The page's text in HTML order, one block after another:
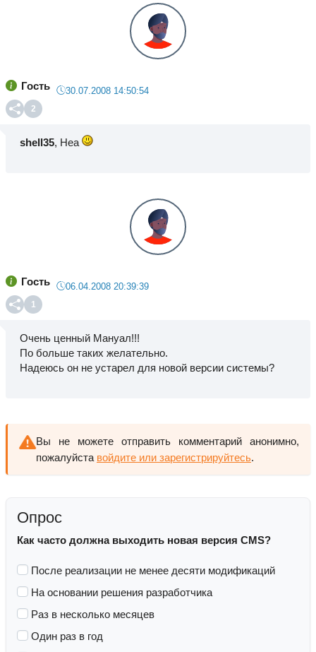
Гость 30.07.2008 14:50:54
2
shell35, Неа
Гость 06.04.2008 20:39:39
1
Очень ценный Мануал!!!
По больше таких желательно.
Надеюсь он не устарел для новой версии системы?
Вы не можете отправить комментарий анонимно,
пожалуйста войдите или зарегистрируйтесь.
Опрос
Как часто должна выходить новая версия CMS?
После реализации не менее десяти модификаций
На основании решения разработчика
Раз в несколько месяцев
Один раз в год